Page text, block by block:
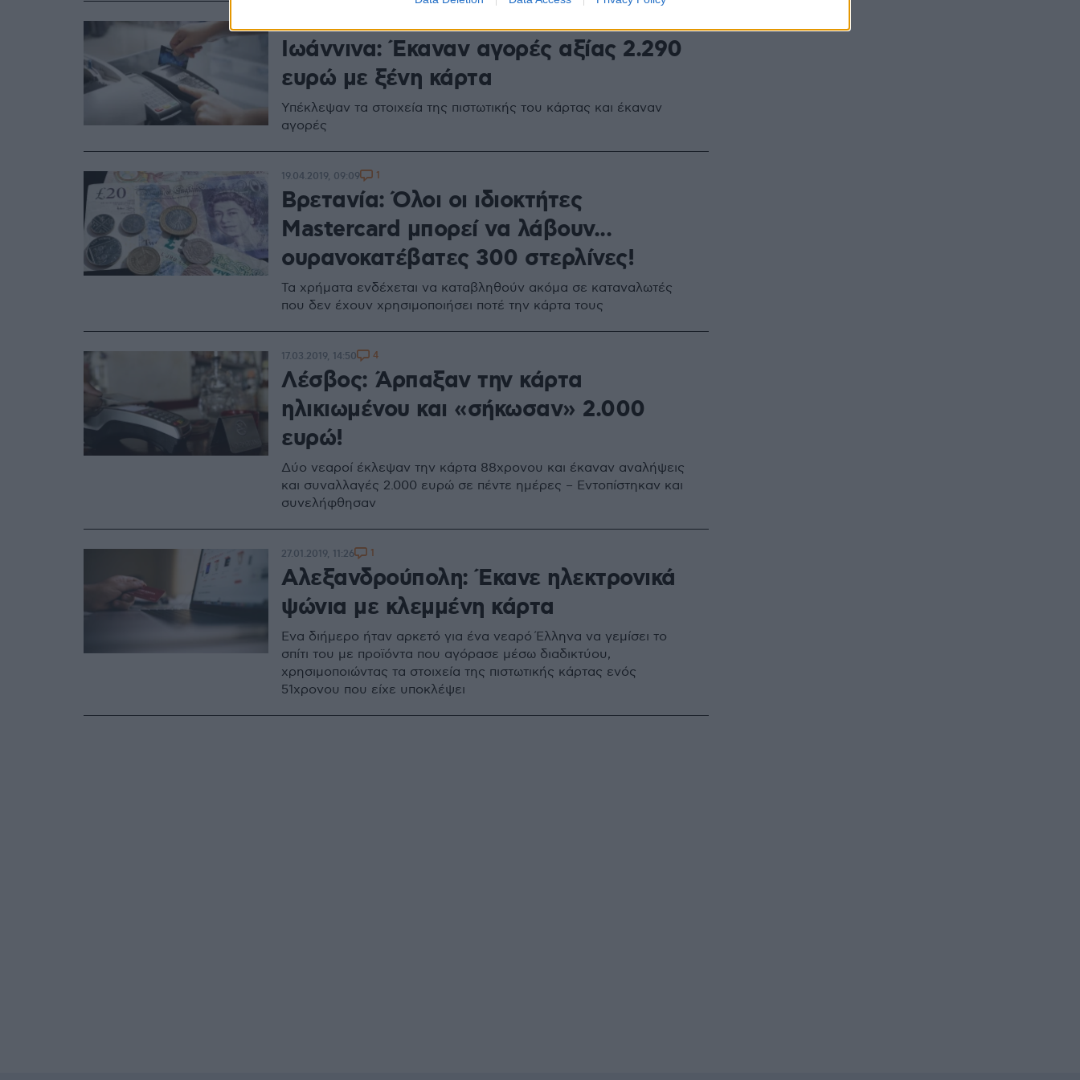
Ιωάννινα: Έκαναν αγορές αξίας 2.290
ευρώ με ξένη κάρτα
Υπέκλεψαν τα στοιχεία της πιστωτικής του κάρτας και έκαναν
αγορές
Βρετανία: Όλοι οι ιδιοκτήτες
Mastercard μπορεί να λάβουν...
ουρανοκατέβατες 300 στερλίνες!
Τα χρήματα ενδέχεται να καταβληθούν ακόμα σε καταναλωτές
που δεν έχουν χρησιμοποιήσει ποτέ την κάρτα τους
19.04.2019, 09:09 1
Λέσβος: Άρπαξαν την κάρτα
ηλικιωμένου και «σήκωσαν» 2.000
ευρώ!
Δύο νεαροί έκλεψαν την κάρτα 88χρονου και έκαναν αναλήψεις
και συναλλαγές 2.000 ευρώ σε πέντε ημέρες – Εντοπίστηκαν και
συνελήφθησαν
17.03.2019, 14:50 4
Αλεξανδρούπολη: Έκανε ηλεκτρονικά
ψώνια με κλεμμένη κάρτα
Ένα διήμερο ήταν αρκετό για ένα νεαρό Έλληνα να γεμίσει το
σπίτι του με προϊόντα που αγόρασε μέσω διαδικτύου,
χρησιμοποιώντας τα στοιχεία της πιστωτικής κάρτας ενός
51χρονου που είχε υποκλέψει
27.01.2019, 11:26 1